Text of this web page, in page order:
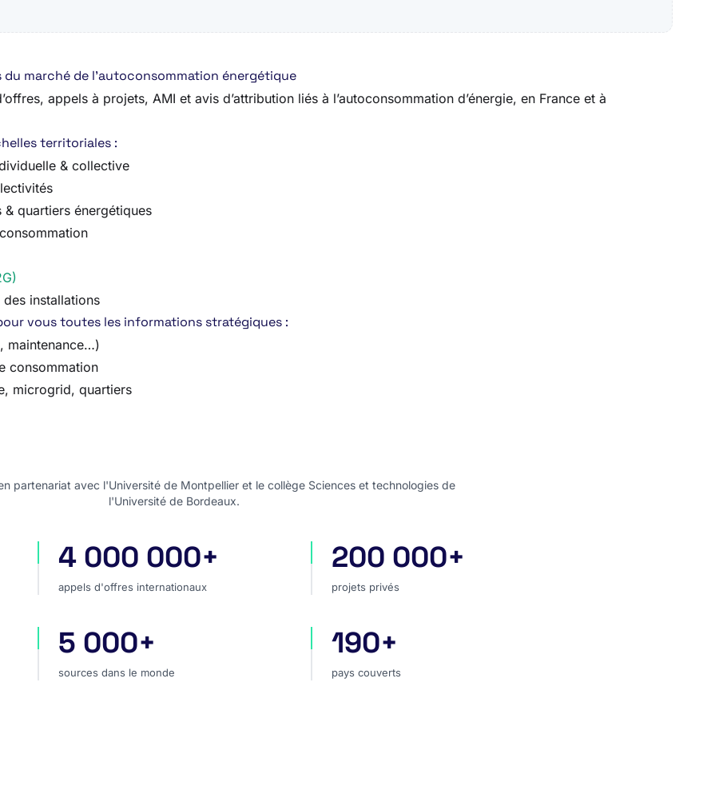
marché de l’autoconsommation énergétique
appels à projets, AMI et avis d’attribution liés à l’autoconsommation d’énergie, en France et à
territoriales :
& collective
& quartiers énergétiques
installations
vous toutes les informations stratégiques :
maintenance…)
consommation
microgrid, quartiers
partenariat avec l'Université de Montpellier et le collège Sciences et technologies de
l'Université de Bordeaux.
appels d'offres internationaux
4 000 000+
appels d'offres internationaux
projets privés
200 000+
projets privés
sources dans le monde
5 000+
sources dans le monde
pays couverts
190+
pays couverts